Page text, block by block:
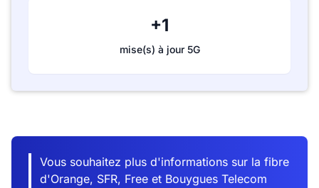
+1
mise(s) à jour 5G
Vous souhaitez plus d'informations sur la fibre
d'Orange, SFR, Free et Bouygues Telecom